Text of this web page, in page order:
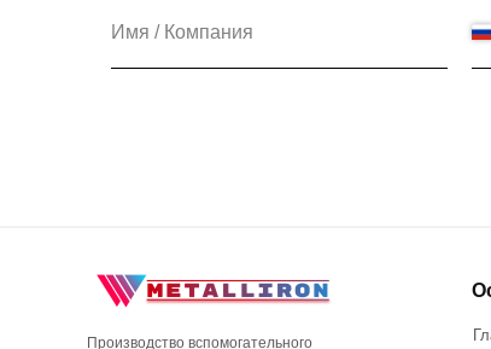
Производство вспомогательного